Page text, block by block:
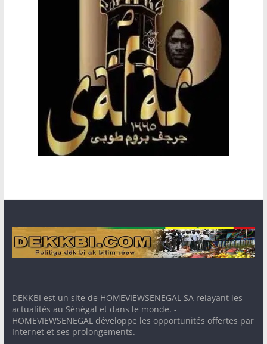
DEKKBI est un site de HOMEVIEWSENEGAL SA relayant les
actualités au Sénégal et dans le monde. -
HOMEVIEWSENEGAL développe les opportunités offertes par
Internet et ses prolongements.